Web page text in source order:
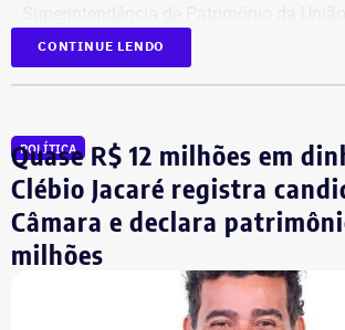
terreno até passar para o Arquivo
Governo Federal demorou tanto para agir
comentou.
Integrante de movimento
ocupação aconteceu após
CONTINUE LENDO
POLÍTICA
Quase R$ 12 milhões em
Clébio Jacaré registra
Câmara e declara
milhões